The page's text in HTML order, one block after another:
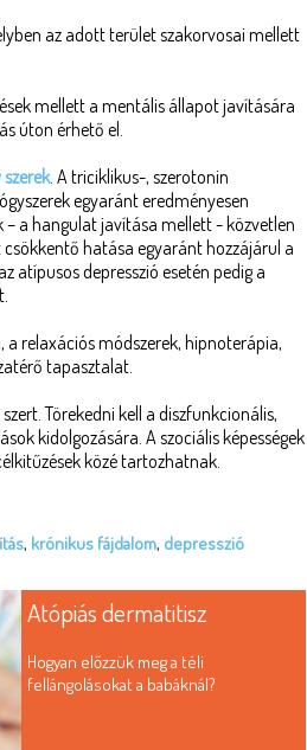
az adott terület szakorvosai mellett
mellett a mentális állapot javítására
úton érhető el.
. A triciklikus-, szerotonin
egyaránt eredményesen
– a hangulat javítása mellett - közvetlen
hatása egyaránt hozzájárul a
atípusos depresszió esetén pedig a
relaxációs módszerek, hipnoterápia,
tapasztalat.
Törekedni kell a diszfunkcionális,
kidolgozására. A szociális képességek
közé tartozhatnak.
, krónikus fájdalom, depresszió
Atópiás dermatitisz
Hogyan előzzük meg a téli
fellángolásokat a babáknál?